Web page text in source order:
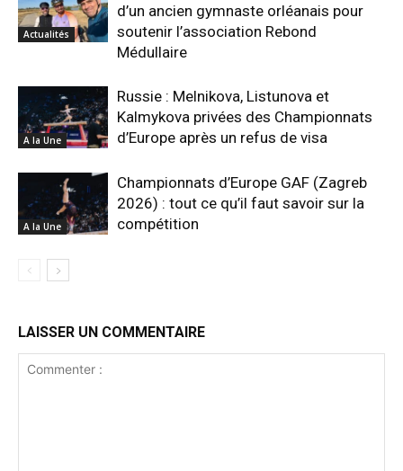
Actualités
d’un ancien gymnaste orléanais pour
soutenir l’association Rebond
Médullaire
A la Une
Russie : Melnikova, Listunova et
Kalmykova privées des Championnats
d’Europe après un refus de visa
A la Une
Championnats d’Europe GAF (Zagreb
2026) : tout ce qu’il faut savoir sur la
compétition
LAISSER UN COMMENTAIRE